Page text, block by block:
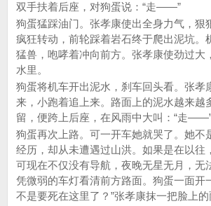
双手扶着后座，对狗蛋说：“走——”
狗蛋猛踩油门。张孝康使出全身力气，狠
疯狂转动，前轮踩着岩石终于爬出泥坑。
猛兽，咆哮着冲向前方。张孝康使劲过大
水里。
狗蛋将机车开出泥水，刹车回头看。张孝
来，小跑着追上来。路面上的泥水越来越
留，便跨上后座，在风雨中大叫：“走
狗蛋再次上路。可一开车她就哭了。她不
经历，却从未遭遇过山洪。如果是在以往
可现在不仅没有导航，夜晚无星无月，无
凭微弱的车灯看清前方路面。狗蛋一面开
不是要死在这里了？”张孝康抹一把脸上的